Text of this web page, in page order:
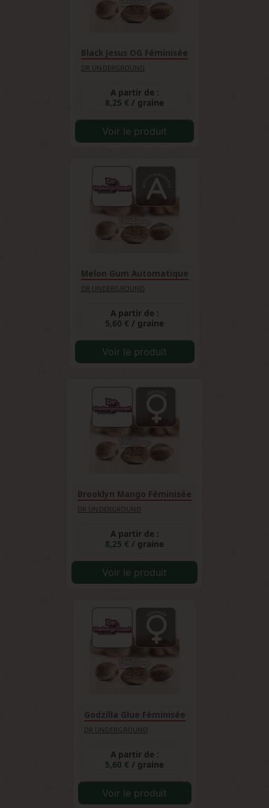
Black Jesus OG Féminisée
DR UNDERGROUND
A partir de :
8,25 € / graine
Voir le produit
Melon Gum Automatique
DR UNDERGROUND
A partir de :
5,60 € / graine
Voir le produit
Brooklyn Mango Féminisée
DR UNDERGROUND
A partir de :
8,25 € / graine
Voir le produit
Godzilla Glue Féminisée
DR UNDERGROUND
A partir de :
5,60 € / graine
Voir le produit